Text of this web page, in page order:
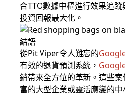
合TTO數據中樞進行效果追
投資回報最大化。
結語
從Pit Viper令人難忘的
有效的退貨預測系統，
銷帶來全方位的革新。這些
富的大型企業或靈活應變的